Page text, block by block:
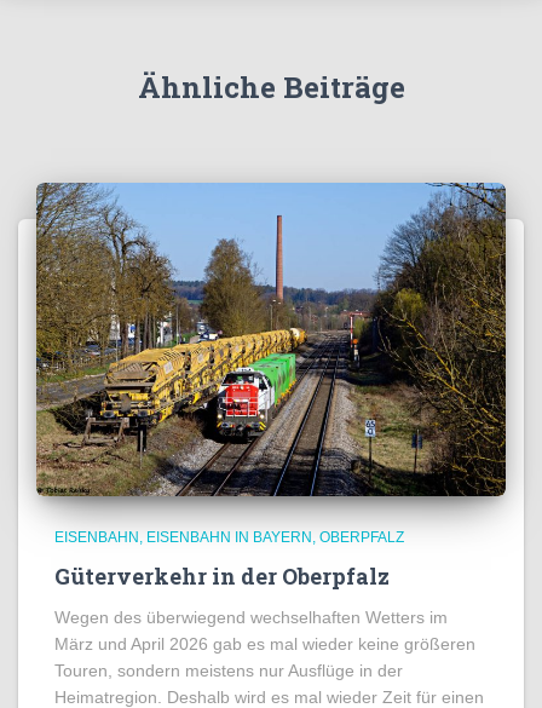
Ähnliche Beiträge
EISENBAHN EISENBAHN IN BAYERN OBERPFALZ
Güterverkehr in der Oberpfalz
Wegen des überwiegend wechselhaften Wetters im
März und April 2026 gab es mal wieder keine größeren
Touren, sondern meistens nur Ausflüge in der
Heimatregion. Deshalb wird es mal wieder Zeit für einen